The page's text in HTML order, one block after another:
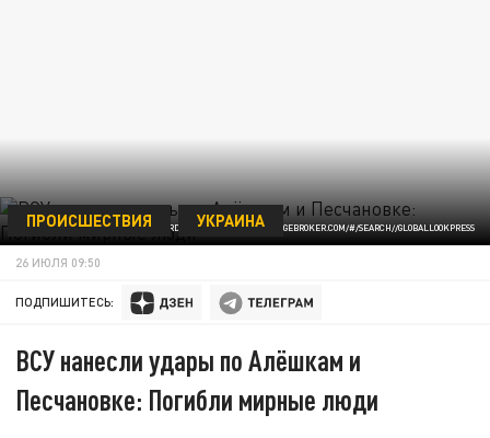
© RICARDO DEMUREZ/ HTTP://IMAGEBROKER.COM/#/SEARCH//GLOBALLOOKPRESS
ПРОИСШЕСТВИЯ УКРАИНА
26 ИЮЛЯ 09:50
ПОДПИШИТЕСЬ:
ВСУ нанесли удары по Алёшкам и
Песчановке: Погибли мирные люди